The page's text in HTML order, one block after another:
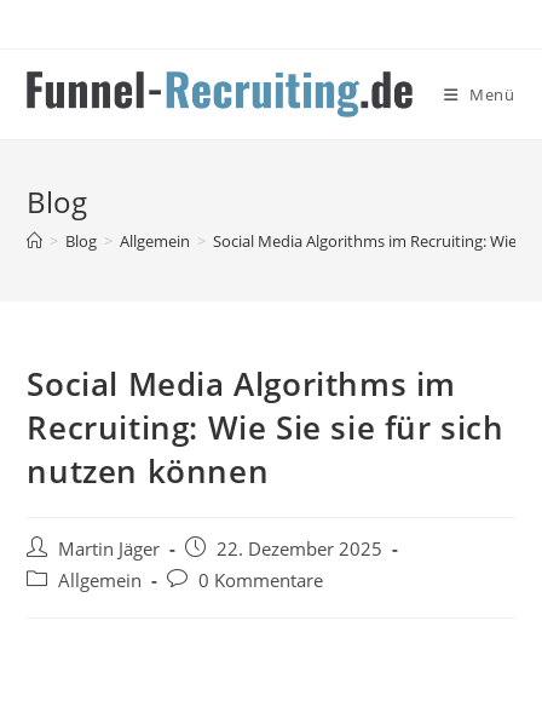
springen
Menü
Blog
> Blog > Allgemein > Social Media Algorithms im Recruiting: Wie
Social Media Algorithms im
Recruiting: Wie Sie sie für sich
nutzen können
Beitrags-
Autor:
Martin Jäger
Beitrag
veröffentlicht:
22. Dezember 2025
Beitrags-
Allgemein
Beitrags-
0 Kommentare